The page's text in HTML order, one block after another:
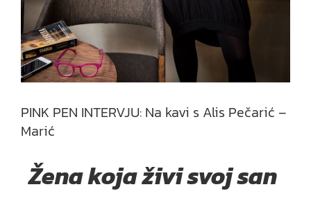
PINK PEN INTERVJU: Na kavi s Alis Pečarić –
Marić
Žena koja živi svoj san